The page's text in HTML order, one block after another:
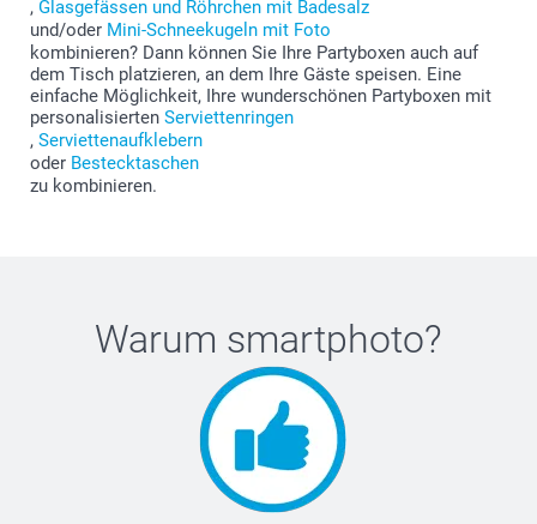
, Glasgefässen und Röhrchen mit Badesalz
und/oder Mini-Schneekugeln mit Foto
kombinieren? Dann können Sie Ihre Partyboxen auch auf
dem Tisch platzieren, an dem Ihre Gäste speisen. Eine
einfache Möglichkeit, Ihre wunderschönen Partyboxen mit
personalisierten Serviettenringen
, Serviettenaufklebern
oder Bestecktaschen
zu kombinieren.
Warum smartphoto?